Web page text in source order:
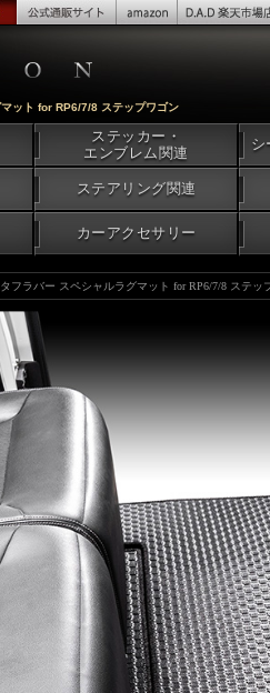
ステッカー・
エンブレム関連
シ
ステアリング関連
カーアクセサリー
ット for RP6/7/8 ステップワゴン
フラバー スペシャルラグマット for RP6/7/8 ステッ